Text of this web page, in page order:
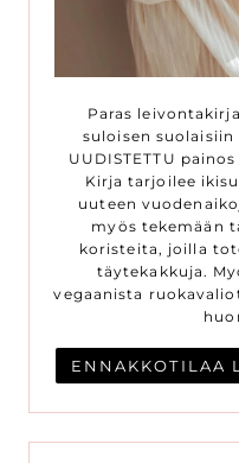
Paras
suloisen
UUDISTETTU
Kirja tarjoilee
uuteen
myös tekemään
koristeita, joilla
täytekakkuja.
vegaanista
ENNAKKOTILAA